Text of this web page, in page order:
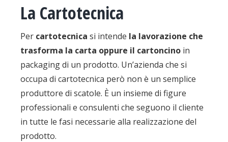
La Cartotecnica
Per cartotecnica si intende la lavorazione che
trasforma la carta oppure il cartoncino in
packaging di un prodotto. Un’azienda che si
occupa di cartotecnica però non è un semplice
produttore di scatole. È un insieme di figure
professionali e consulenti che seguono il cliente
in tutte le fasi necessarie alla realizzazione del
prodotto.